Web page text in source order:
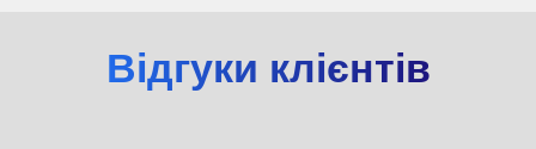
Відгуки клієнтів